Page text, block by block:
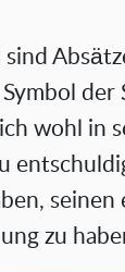
sind
der
wohl in
zu